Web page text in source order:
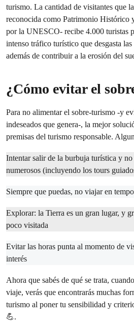
turismo. La cantidad de visitantes que
reconocida como Patrimonio Histórico
por la UNESCO- recibe 4.000 turistas
intenso tráfico turístico que desgasta
además de contribuir a la erosión del
¿Cómo evitar el
Para no alimentar el sobre-turismo -y
indeseados que genera-, la mejor
premisas del turismo responsable.
Intentar salir de la burbuja turística y
numerosos (incluyendo los tours
Siempre que puedas, no viajar en
Explorar: la Tierra es un gran lugar, y
poco visitada
Evitar las horas punta al momento de
interés
Ahora que sabés de qué se trata,
viaje, verás que encontrarás muchas
turismo al poner tu sensibilidad y
💪.